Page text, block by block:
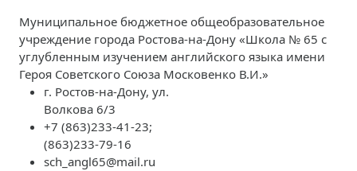
Муниципальное бюджетное общеобразовательное
учреждение города Ростова-на-Дону «Школа № 65 с
углубленным изучением английского языка имени
Героя Советского Союза Московенко В.И.»
г. Ростов-на-Дону, ул.
Волкова 6/3
+7 (863)233-41-23;
(863)233-79-16
sch_angl65@mail.ru